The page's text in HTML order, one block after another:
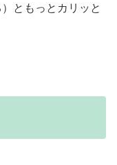
ともっとカリッと